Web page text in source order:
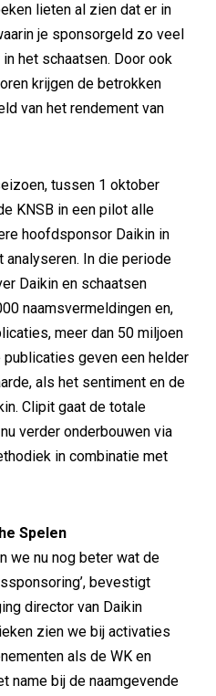
lieten al zien dat er in
je sponsorgeld zo veel
het schaatsen. Door ook
krijgen de betrokken
van het rendement van
tussen 1 oktober
KNSB in een pilot alle
hoofdsponsor Daikin in
In die periode
Daikin en schaatsen
naamsvermeldingen en,
meer dan 50 miljoen
geven een helder
als het sentiment en de
Clipit gaat de totale
verder onderbouwen via
in combinatie met
Spelen
we nu nog beter wat de
bevestigt
director van Daikin
zien we bij activaties
als de WK en
name bij de naamgevende